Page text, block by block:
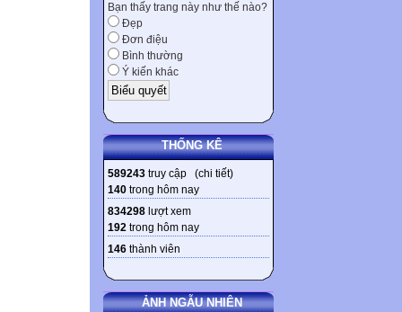
Bạn thấy trang này như thế nào?
Đẹp
Đơn điệu
Bình thường
Ý kiến khác
THỐNG KÊ
589243 truy cập (chi tiết)
140 trong hôm nay
834298 lượt xem
192 trong hôm nay
146 thành viên
ẢNH NGẪU NHIÊN